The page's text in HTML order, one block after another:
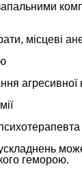
місцеві
агресивної
геморою.